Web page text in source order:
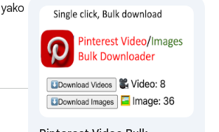
ubinafsishe majina…